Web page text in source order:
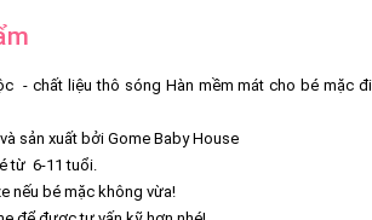
- chất liệu thô sóng Hàn mềm mát cho bé mặc đi
sản xuất bởi Gome Baby House
từ 6-11 tuổi.
nếu bé mặc không vừa!